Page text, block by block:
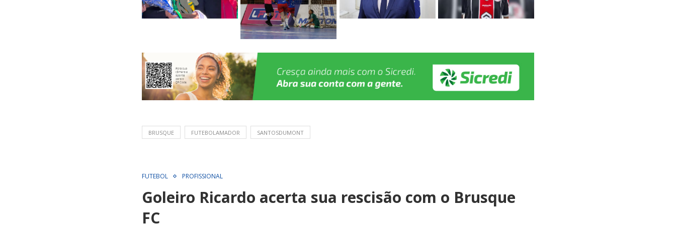
BRUSQUE FUTEBOLAMADOR SANTOSDUMONT
FUTEBOL PROFISSIONAL
Goleiro Ricardo acerta sua rescisão com o Brusque
FC